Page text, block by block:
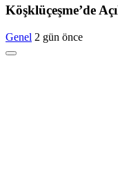
Köşklüçeşme’de
Genel 2 gün önce